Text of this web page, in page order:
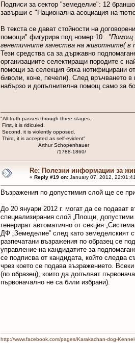
Подписи за сектор "земеделие": 12
завърши с "Национална асоциация на
В текста се дават стойности на
помощи" фигурира под номер 10. "Помощ
генетичните качества на животните( в
Тези средства са за държавно
организациите селектиращи породите с
помощи за селекция бяха нотифицирани
биволи, коне, печели). След връчването
набързо и допълнителна помощ само за
"All truth passes through three stages.
First, it is ridiculed.
Second, it is violently opposed.
Third, it is accepted as self-evident"
Arthur Schopenhauer
/1788-1860/
Re: Полезни информации за
« Reply #19 on:January 07, 2012,
Възражения по допустимия слой ще се
До 20 януари 2012 г. могат да се подават
специализирания слой „Площи,
генерират автоматично от секция
ДФ „Земеделие” след като земеделският
разпечатани възражения по образец се
управление на кандидатите за
се подписва от кандидата, който следва
чрез което се подава възражението.
(по образец), които да допълват
първоначално не са били избрани).
http://www.facebook.com/pages/Karakachan-dog-